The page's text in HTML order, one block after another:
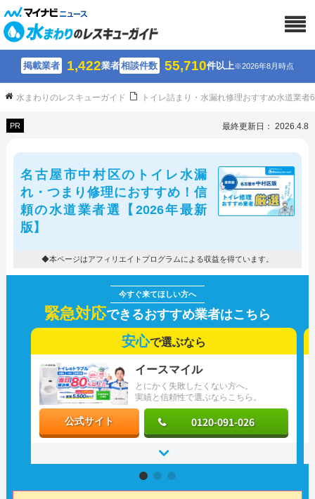
掲載業者 1,422業者相談件数 55,710件以上※2026年8月時点
水まわりのレスキューガイド トイレ詰まり・水漏れ修理おすすめ水道業
PR 最終更新日： 2026.4.8
名古屋市中村区のトイレ水漏
れ・つまり修理におすすめ！信
頼の水道業者選【2026年最新
版】
◆本ページはアフィリエイトプログラムによる収益を得ています。
緊急対応できるおすすめ業者はこちら
安心で選ぶなら
とにかく失敗したくない方へ。
実績と信頼性で選ぶならこちら。
イースマイル
公式サイト 0120-091-026